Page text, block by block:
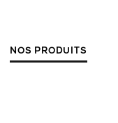
NOS PRODUITS